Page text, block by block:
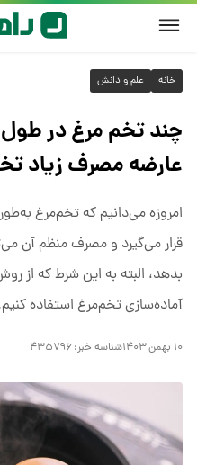
خانه علم و دانش
عارضه مصرف زیاد
امروزه می‌دانیم که تخم‌مرغ
قرار می‌گیرد و مصرف منظم آن
بدهد، البته به این شرط که از
آماده‌سازی تخم‌مرغ استفاده
۱۰ بهمن ۱۴۰۳ شناسه خبر: ۴۳۵۷۹۶